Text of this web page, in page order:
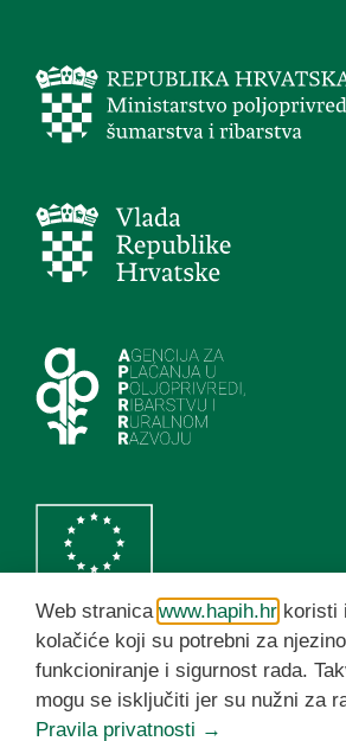
HAPIH YouTube kanal
Web stranica www.hapih.hr koristi
kolačiće koji su potrebni za
funkcioniranje i sigurnost rada.
mogu se isključiti jer su nužni za
Pravila privatnosti →